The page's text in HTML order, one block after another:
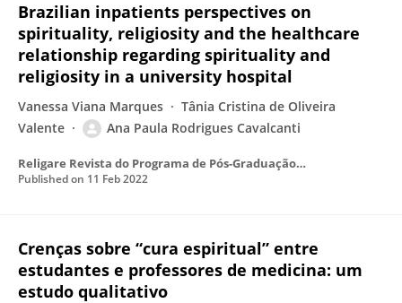
Brazilian inpatients perspectives on
spirituality, religiosity and the healthcare
relationship regarding spirituality and
religiosity in a university hospital
Vanessa Viana Marques
Tânia Cristina de Oliveira
Valente
Ana Paula Rodrigues Cavalcanti
Religare Revista do Programa de Pós-Graduação em Ciências das Religiões da UFPB
Published on 11 Feb 2022
Crenças sobre “cura espiritual” entre
estudantes e professores de medicina: um
estudo qualitativo